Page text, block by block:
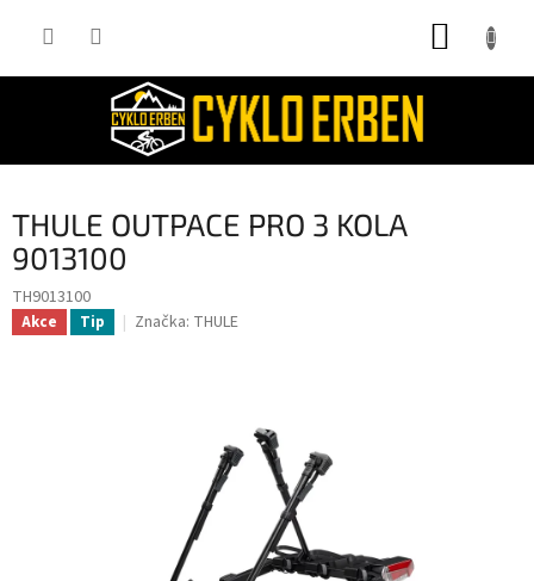
THULE OUTPACE PRO 3 KOLA
9013100
TH9013100
Akce Tip Značka: THULE